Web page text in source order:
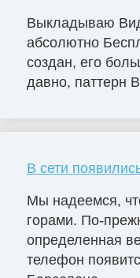
Выкладываю
абсолютно
создан, его
давно, паттерн
В сети
Мы надеемся,
горами. По-
определенная
телефон